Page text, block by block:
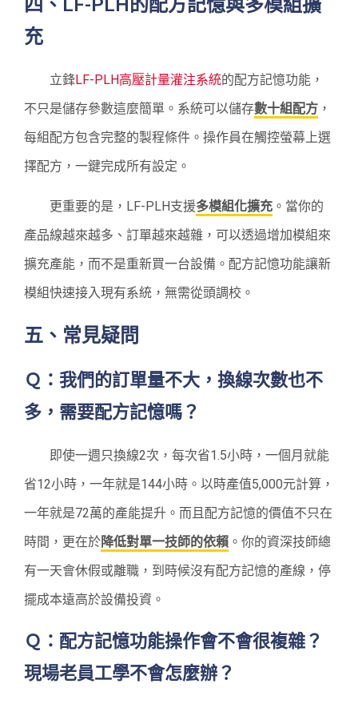
四、LF-PLH的配方記憶與多模組擴
充
立鋒LF-PLH高壓計量灌注系統的配方記憶功能，
不只是儲存參數這麼簡單。系統可以儲存數十組配方 ，
每組配方包含完整的製程條件。操作員在觸控螢幕上選
擇配方，一鍵完成所有設定。
更重要的是，LF-PLH支援多模組化擴充 。當你的
產品線越來越多、訂單越來越雜，可以透過增加模組來
擴充產能，而不是重新買一台設備。配方記憶功能讓新
模組快速接入現有系統，無需從頭調校。
五、常見疑問
Ｑ：我們的訂單量不大，換線次數也不
多，需要配方記憶嗎？
即使一週只換線2次，每次省1.5小時，一個月就能
省12小時，一年就是144小時。以時產值5,000元計算，
一年就是72萬的產能提升。而且配方記憶的價值不只在
時間，更在於降低對單一技師的依賴 。你的資深技師總
有一天會休假或離職，到時候沒有配方記憶的產線，停
擺成本遠高於設備投資。
Ｑ：配方記憶功能操作會不會很複雜？
現場老員工學不會怎麼辦？